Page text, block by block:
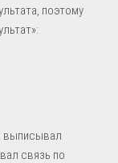
поэтому
выписывал
связь по